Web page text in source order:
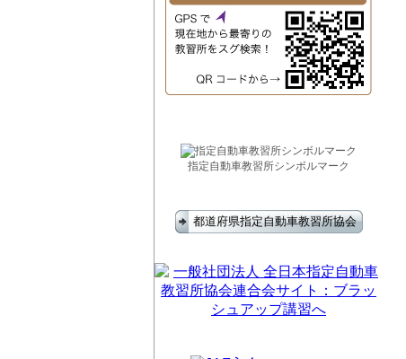
指定自動車教習所シンボルマーク
都道府県指定自動車教習所協会